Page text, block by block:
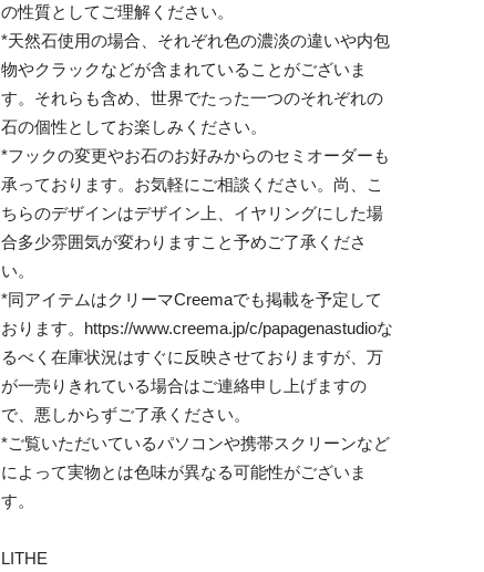
の性質としてご理解ください。
*天然石使用の場合、それぞれ色の濃淡の違いや内包
物やクラックなどが含まれていることがございま
す。それらも含め、世界でたった一つのそれぞれの
石の個性としてお楽しみください。
*フックの変更やお石のお好みからのセミオーダーも
承っております。お気軽にご相談ください。尚、こ
ちらのデザインはデザイン上、イヤリングにした場
合多少雰囲気が変わりますこと予めご了承くださ
い。
*同アイテムはクリーマCreemaでも掲載を予定して
おります。 https://www.creema.jp/c/papagenastudioな
るべく在庫状況はすぐに反映させておりますが、万
が一売りきれている場合はご連絡申し上げますの
で、悪しからずご了承ください。
*ご覧いただいているパソコンや携帯スクリーンなど
によって実物とは色味が異なる可能性がございま
す。
LITHE